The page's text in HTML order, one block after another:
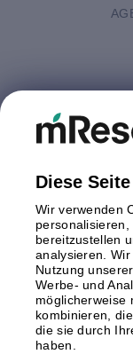
Diese
Wir verwenden
bereitzustellen
analysieren.
Nutzung
Werbe- und
möglicherweise
kombinieren,
die sie durch
haben.